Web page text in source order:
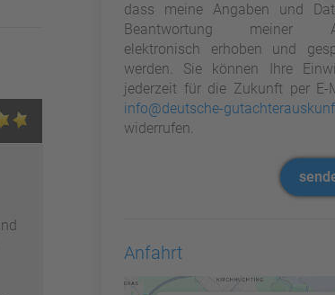
dass meine Angaben und
Beantwortung meiner
elektronisch erhoben und
werden. Sie können Ihre
jederzeit für die Zukunft per E-
info@deutsche-
widerrufen.
Anfahrt